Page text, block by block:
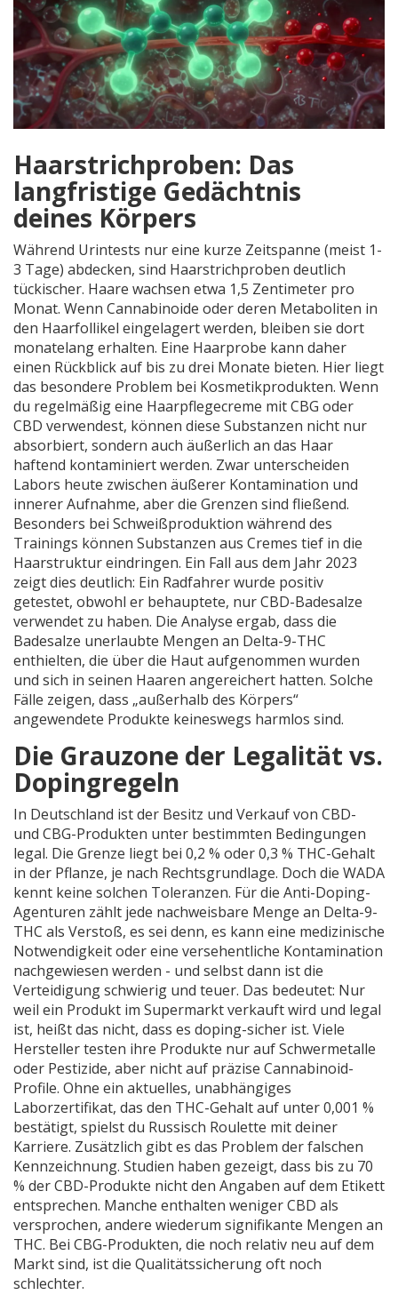
Haarstrichproben: Das
langfristige Gedächtnis
deines Körpers
Während Urintests nur eine kurze Zeitspanne (meist 1-
3 Tage) abdecken, sind Haarstrichproben deutlich
tückischer. Haare wachsen etwa 1,5 Zentimeter pro
Monat. Wenn Cannabinoide oder deren Metaboliten in
den Haarfollikel eingelagert werden, bleiben sie dort
monatelang erhalten. Eine Haarprobe kann daher
einen Rückblick auf bis zu drei Monate bieten. Hier liegt
das besondere Problem bei Kosmetikprodukten. Wenn
du regelmäßig eine Haarpflegecreme mit CBG oder
CBD verwendest, können diese Substanzen nicht nur
absorbiert, sondern auch äußerlich an das Haar
haftend kontaminiert werden. Zwar unterscheiden
Labors heute zwischen äußerer Kontamination und
innerer Aufnahme, aber die Grenzen sind fließend.
Besonders bei Schweißproduktion während des
Trainings können Substanzen aus Cremes tief in die
Haarstruktur eindringen. Ein Fall aus dem Jahr 2023
zeigt dies deutlich: Ein Radfahrer wurde positiv
getestet, obwohl er behauptete, nur CBD-Badesalze
verwendet zu haben. Die Analyse ergab, dass die
Badesalze unerlaubte Mengen an Delta-9-THC
enthielten, die über die Haut aufgenommen wurden
und sich in seinen Haaren angereichert hatten. Solche
Fälle zeigen, dass „außerhalb des Körpers“
angewendete Produkte keineswegs harmlos sind.
Die Grauzone der Legalität vs.
Dopingregeln
In Deutschland ist der Besitz und Verkauf von CBD-
und CBG-Produkten unter bestimmten Bedingungen
legal. Die Grenze liegt bei 0,2 % oder 0,3 % THC-Gehalt
in der Pflanze, je nach Rechtsgrundlage. Doch die WADA
kennt keine solchen Toleranzen. Für die Anti-Doping-
Agenturen zählt jede nachweisbare Menge an Delta-9-
THC als Verstoß, es sei denn, es kann eine medizinische
Notwendigkeit oder eine versehentliche Kontamination
nachgewiesen werden - und selbst dann ist die
Verteidigung schwierig und teuer. Das bedeutet: Nur
weil ein Produkt im Supermarkt verkauft wird und legal
ist, heißt das nicht, dass es doping-sicher ist. Viele
Hersteller testen ihre Produkte nur auf Schwermetalle
oder Pestizide, aber nicht auf präzise Cannabinoid-
Profile. Ohne ein aktuelles, unabhängiges
Laborzertifikat, das den THC-Gehalt auf unter 0,001 %
bestätigt, spielst du Russisch Roulette mit deiner
Karriere. Zusätzlich gibt es das Problem der falschen
Kennzeichnung. Studien haben gezeigt, dass bis zu 70
% der CBD-Produkte nicht den Angaben auf dem Etikett
entsprechen. Manche enthalten weniger CBD als
versprochen, andere wiederum signifikante Mengen an
THC. Bei CBG-Produkten, die noch relativ neu auf dem
Markt sind, ist die Qualitätssicherung oft noch
schlechter.